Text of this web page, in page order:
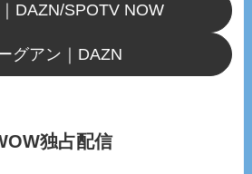
DAZN/SPOTV NOW
グアン｜DAZN
独占配信